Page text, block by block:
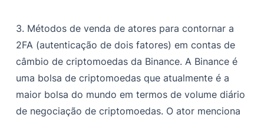
3. Métodos de venda de atores para contornar a
2FA (autenticação de dois fatores) em contas de
câmbio de criptomoedas da Binance. A Binance é
uma bolsa de criptomoedas que atualmente é a
maior bolsa do mundo em termos de volume diário
de negociação de criptomoedas. O ator menciona